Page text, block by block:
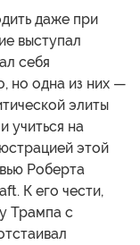
даже при
выступал
себя
но одна из них —
элиты
учиться на
этой
Роберта
К его чести,
Трампа с